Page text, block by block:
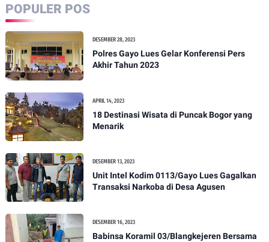
POPULER POS
DESEMBER 28, 2023
Polres Gayo Lues Gelar Konferensi Pers
Akhir Tahun 2023
APRIL 14, 2023
18 Destinasi Wisata di Puncak Bogor yang
Menarik
DESEMBER 13, 2023
Unit Intel Kodim 0113/Gayo Lues Gagalkan
Transaksi Narkoba di Desa Agusen
DESEMBER 16, 2023
Babinsa Koramil 03/Blangkejeren Bersama